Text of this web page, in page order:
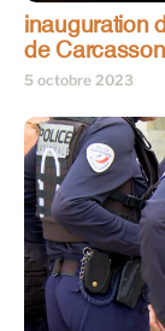
inauguration
de
5 octobre 2023